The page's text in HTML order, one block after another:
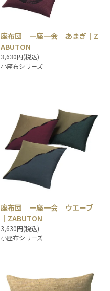
座布団｜一座一会 あまぎ｜Z
ABUTON
3,630円(税込)
小座布シリーズ
座布団｜一座一会 ウエーブ
｜ZABUTON
3,630円(税込)
小座布シリーズ